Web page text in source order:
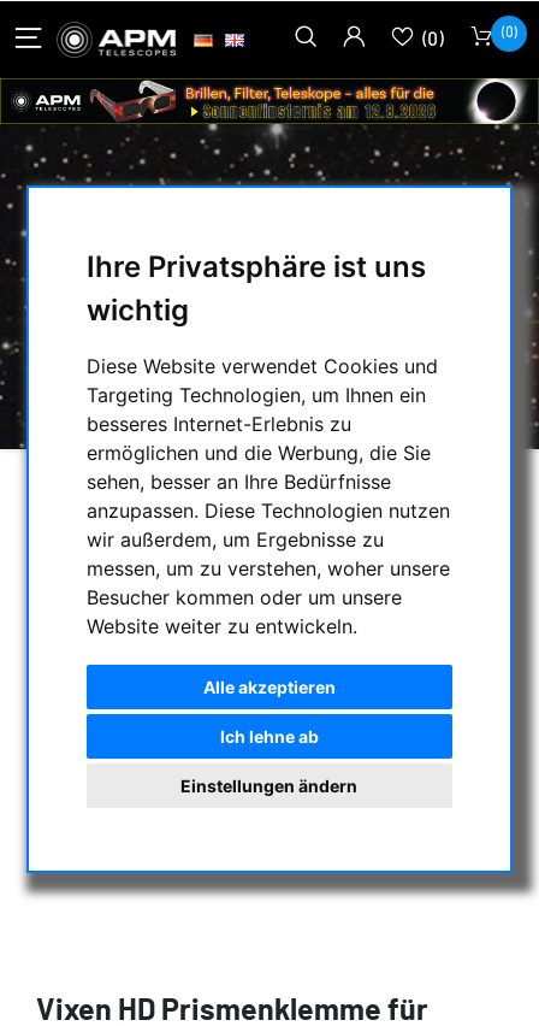
Ihre Privatsphäre ist uns
wichtig
Diese Website verwendet Cookies und
Targeting Technologien, um Ihnen ein
besseres Internet-Erlebnis zu
ermöglichen und die Werbung, die Sie
sehen, besser an Ihre Bedürfnisse
anzupassen. Diese Technologien nutzen
wir außerdem, um Ergebnisse zu
messen, um zu verstehen, woher unsere
Besucher kommen oder um unsere
Website weiter zu entwickeln.
Alle akzeptieren
Ich lehne ab
Einstellungen ändern
(0) (0)
SABRE AZ-MONTIERUNG
HOME /
VIXEN HD PRISMENKLEMME FÜR SABRE AZ-
MONTIERUNG
Vixen HD Prismenklemme für